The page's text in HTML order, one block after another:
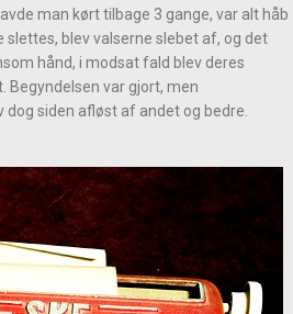
man kørt tilbage 3 gange, var alt håb
slettes, blev valserne slebet af, og det
hånd, i modsat fald blev deres
Begyndelsen var gjort, men
siden afløst af andet og bedre.